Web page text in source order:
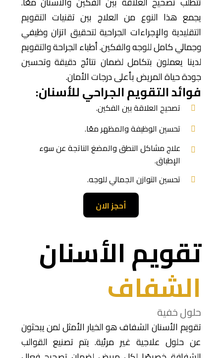
يجمع هذا النوع من العلاج بين تقنيات التقويم
التقليدية والإجراءات الجراحية لتحقيق اتزان وظيفي
وجمالي كامل للوجه والفكين. أطباء الجراحة والتقويم
لدينا يعملون بتكامل لضمان نتائج دقيقة وتحسين
جودة حياة المريض بأعلى درجات الأمان.
فوائد التقويم الجراحي للأسنان:
تصحيح العلاقة بين الفكين.
تحسين الوظيفة والمظهر معًا.
علاج مشاكل النطق والمضغ الناتجة عن سوء
الإطباق.
تحسين التوازن الجمالي للوجه.
أحجز الان
تقويم الأسنان
الشفاف
حلول خفية
تقويم الأسنان الشفاف هو الخيار الأمثل لمن يبحثون
عن حلول علاجية غير مرئية. يتم تصنيع القوالب